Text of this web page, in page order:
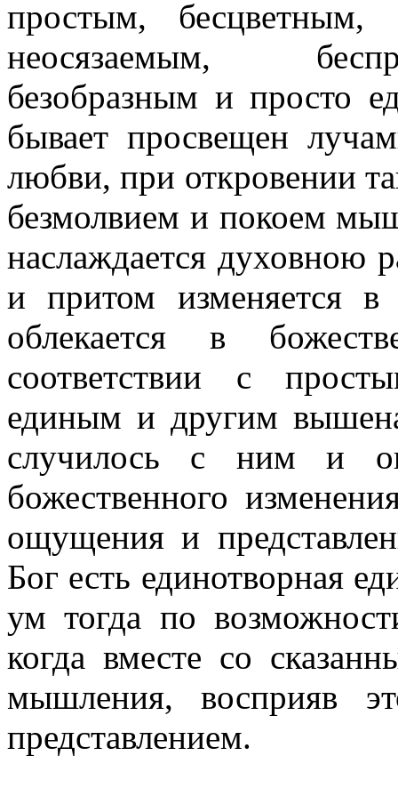
простым, бесцветным,
неосязаемым,
безoбразным и просто
бывает просвещен
любви, при откровении
безмолвием и покоем
наслаждается духовною
и притом изменяется в
облекается в
соответствии с
единым и другим
случилось с ним и
божественного
ощущения и
Бог есть единотворная
ум тогда по
когда вместе со
мышления, восприяв
представлением.